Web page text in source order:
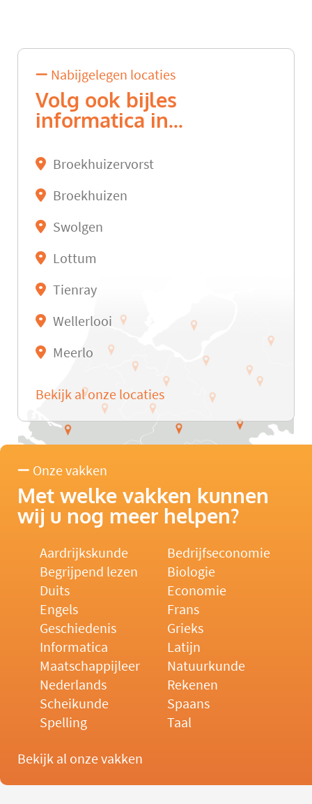
Nabijgelegen locaties
Volg ook bijles
informatica in...
Broekhuizervorst
Broekhuizen
Swolgen
Lottum
Tienray
Wellerlooi
Meerlo
Bekijk al onze locaties
Onze vakken
Met welke vakken kunnen
wij u nog meer helpen?
Aardrijkskunde
Bedrijfseconomie
Begrijpend lezen
Biologie
Duits
Economie
Engels
Frans
Geschiedenis
Grieks
Informatica
Latijn
Maatschappijleer
Natuurkunde
Nederlands
Rekenen
Scheikunde
Spaans
Spelling
Taal
Bekijk al onze vakken